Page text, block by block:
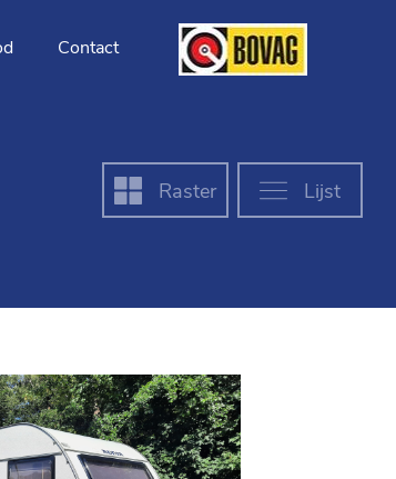
Contact
Raster Lijst